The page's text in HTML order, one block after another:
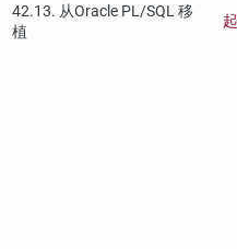
42.13. 从Oracle PL/SQL 移
植